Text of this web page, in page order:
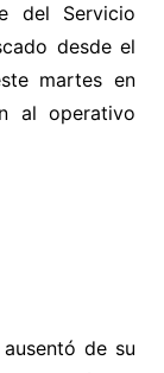
del Servicio
desde el
martes en
al operativo
de su